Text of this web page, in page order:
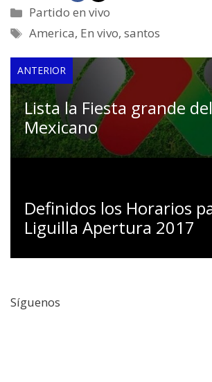
Categorías
Partido en vivo
Etiquetas
America, En vivo,santos
ANTERIOR
Lista la Fiesta grande
Mexicano
Definidos los Horarios
Liguilla Apertura 2017
Síguenos